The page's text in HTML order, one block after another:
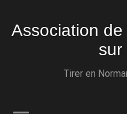
Association
sur
Tirer en